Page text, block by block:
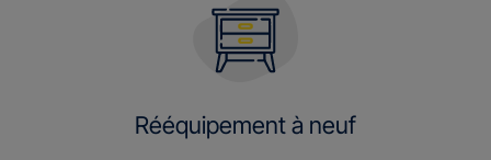
Rééquipement à neuf